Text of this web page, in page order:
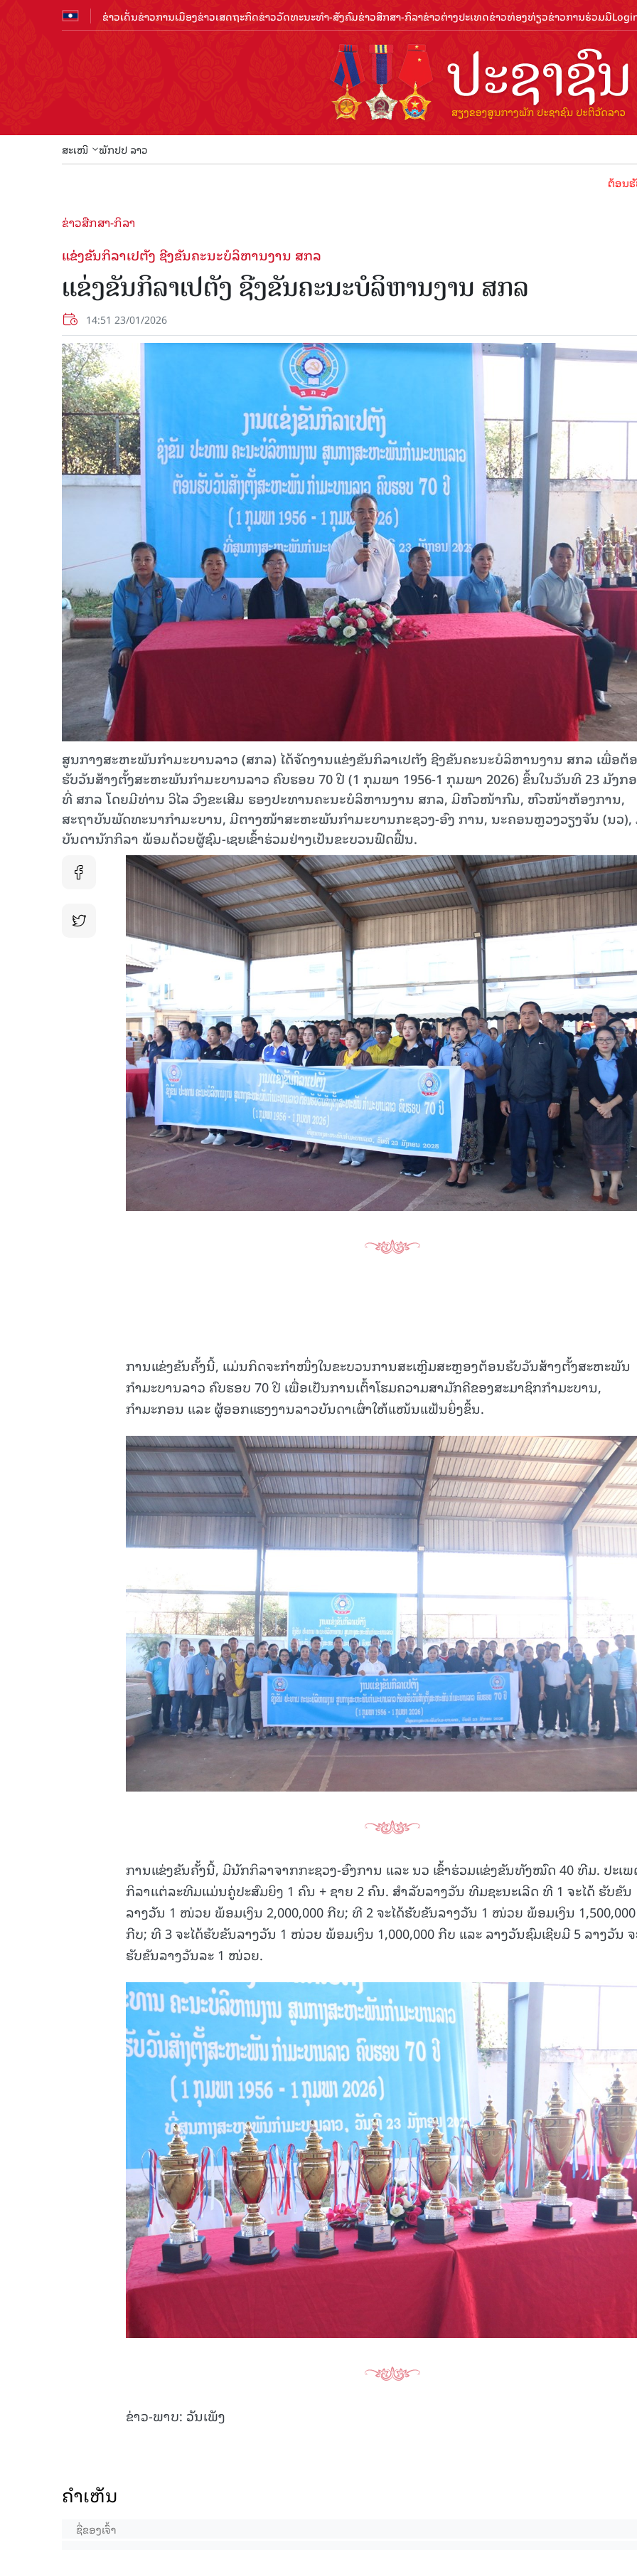
ຂ່າວເດັ່ນຂ່າວການເມືອງຂ່າວເສດຖະກິດຂ່າວວັດທະນະທຳ-ສັງຄົມຂ່າວສືກສາ-ກິລາຂ່າວຕ່າງປະເທດຂ່າວທ່ອງທ່ຽວຂ່າວການຮ່ວມມື
ສະເໜີ ພັກປປ ລາວ
ຕ້ອນຮັບປີທ່ອງທ່ຽ
ຂ່າວສືກສາ-ກິລາ
ແຂ່ງຂັນກິລາເປຕັງ ຊີງຂັນຄະນະບໍລິຫານງານ ສກລ
ແຂ່ງຂັນກິລາເປຕັງ ຊີງຂັນຄະນະບໍລິຫານງານ ສກລ
14:51 23/01/2026
ສູນກາງສະຫະພັນກໍາມະບານລາວ (ສກລ) ໄດ້ຈັດງານແຂ່ງຂັນກິລາເປຕັງ ຊີງຂັນຄະນະບໍລິຫານງານ ສກລ ເພື່ອຕ້
ຮັບວັນສ້າງຕັ້ງສະຫະພັນກໍາມະບານລາວ ຄົບຮອບ 70 ປີ (1 ກຸມພາ 1956-1 ກຸມພາ 2026) ຂຶ້ນໃນວັນທີ 23 ມັງກ
ທີ່ ສກລ ໂດຍມີທ່ານ ວິໄລ ວົງຂະເສີມ ຮອງປະທານຄະນະບໍລິຫານງານ ສກລ, ມີຫົວໜ້າກົມ, ຫົວໜ້າຫ້ອງການ,
ສະຖາບັນພັດທະນາກຳມະບານ, ມີຕາງໜ້າສະຫະພັນກໍາມະບານກະຊວງ-ອົງ ການ, ນະຄອນຫຼວງວຽງຈັນ (ນວ),
ບັນດານັກກິລາ ພ້ອມດ້ວຍຜູ້ຊົມ-ເຊຍເຂົ້າຮ່ວມຢ່າງເປັນຂະບວນຟົດຟື້ນ.
ການແຂ່ງຂັນຄັ້ງນີ້, ແມ່ນກິດຈະກໍາໜຶ່ງໃນຂະບວນການສະເຫຼີມສະຫຼອງຕ້ອນຮັບວັນສ້າງຕັ້ງສະຫະພັນ
ກໍາມະບານລາວ ຄົບຮອບ 70 ປີ ເພື່ອເປັນການເຕົ້າໂຮມຄວາມສາມັກຄີຂອງສະມາຊິກກຳມະບານ,
ກຳມະກອນ ແລະ ຜູ້ອອກແຮງງານລາວບັນດາເຜົ່າໃຫ້ແໜ້ນແຟ້ນຍິ່ງຂຶ້ນ.
ການແຂ່ງຂັນຄັ້ງນີ້, ມີນັກກິລາຈາກກະຊວງ-ອົງການ ແລະ ນວ ເຂົ້າຮ່ວມແຂ່ງຂັນທັງໝົດ 40 ທີມ. ປະເ
ກິລາແຕ່ລະທີມແມ່ນຄູ່ປະສົມຍິງ 1 ຄົນ + ຊາຍ 2 ຄົນ. ສໍາລັບລາງວັນ ທີມຊະນະເລີດ ທີ 1 ຈະໄດ້ ຮັບຂັນ
ລາງວັນ 1 ໜ່ວຍ ພ້ອມເງິນ 2,000,000 ກີບ; ທີ 2 ຈະໄດ້ຮັບຂັນລາງວັນ 1 ໜ່ວຍ ພ້ອມເງິນ 1,500,000
ກີບ; ທີ 3 ຈະໄດ້ຮັບຂັນລາງວັນ 1 ໜ່ວຍ ພ້ອມເງິນ 1,000,000 ກີບ ແລະ ລາງວັນຊົມເຊີຍມີ 5 ລາງວັນ ຈ
ຮັບຂັນລາງວັນລະ 1 ໜ່ວຍ.
ຂ່າວ-ພາບ: ວັນເພັງ
ຄໍາເຫັນ
15.040(07-08-